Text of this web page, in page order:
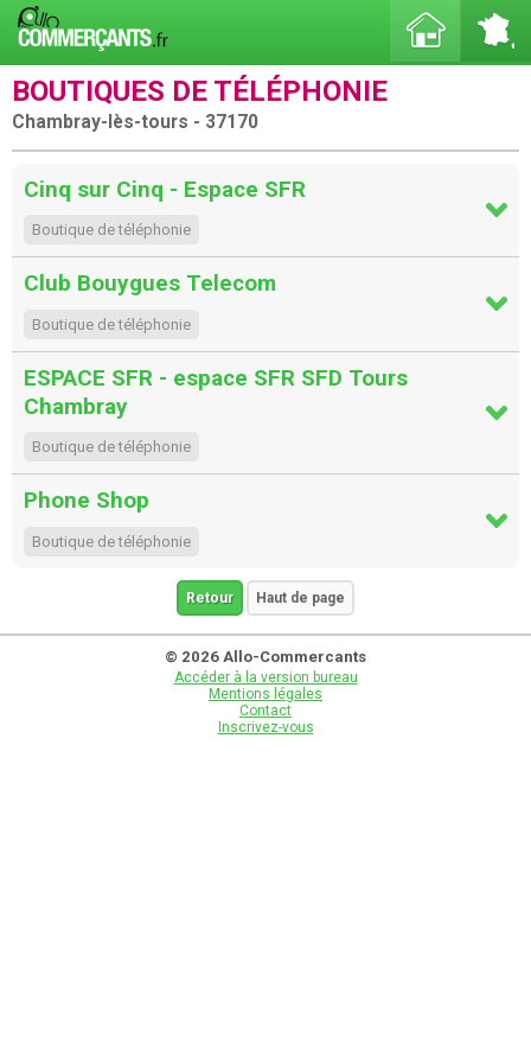
BOUTIQUES DE TÉLÉPHONIE
Chambray-lès-tours - 37170
Cinq sur Cinq - Espace SFR
Boutique de téléphonie
Club Bouygues Telecom
Boutique de téléphonie
ESPACE SFR - espace SFR SFD Tours
Chambray
Boutique de téléphonie
Phone Shop
Boutique de téléphonie
Retour Haut de page
© 2026 Allo-Commercants
Accéder à la version bureau
Mentions légales
Contact
Inscrivez-vous